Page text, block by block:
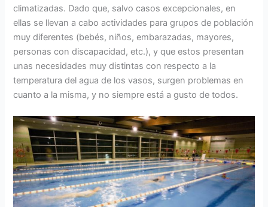
climatizadas. Dado que, salvo casos excepcionales, en
ellas se llevan a cabo actividades para grupos de población
muy diferentes (bebés, niños, embarazadas, mayores,
personas con discapacidad, etc.), y que estos presentan
unas necesidades muy distintas con respecto a la
temperatura del agua de los vasos, surgen problemas en
cuanto a la misma, y no siempre está a gusto de todos.